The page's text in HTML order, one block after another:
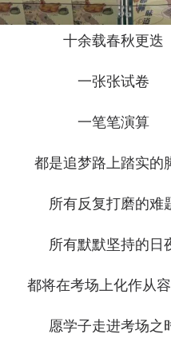
十余载春秋更迭
一张张试卷
一笔笔演算
都是追梦路上踏实的
所有反复打磨的难
所有默默坚持的日
都将在考场上化作从
愿学子走进考场之